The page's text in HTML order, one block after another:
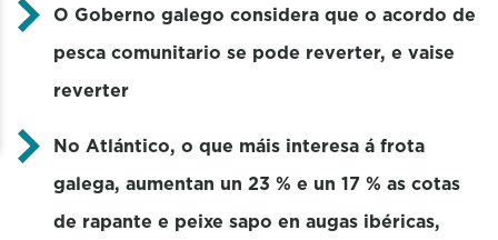
O Goberno galego considera que o acordo de
pesca comunitario se pode reverter, e vaise
reverter
No Atlántico, o que máis interesa á frota
galega, aumentan un 23 % e un 17 % as cotas
de rapante e peixe sapo en augas ibéricas,